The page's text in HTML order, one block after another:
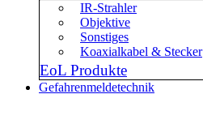
IR-Strahler
Objektive
Sonstiges
Koaxialkabel & Stecker
EoL Produkte
Gefahrenmeldetechnik